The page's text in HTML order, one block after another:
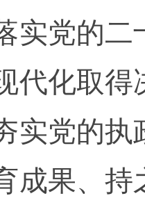
实党的
代化取
实党的
成果、